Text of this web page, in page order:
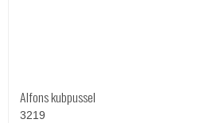
Alfons kubpussel
3219